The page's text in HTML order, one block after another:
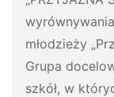
młodzieży
Grupa
szkół, w